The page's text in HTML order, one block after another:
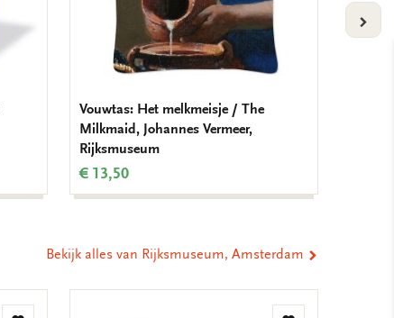
Vouwtas: Het melkmeisje / The
Milkmaid, Johannes Vermeer,
Rijksmuseum
€ 13,50
Bekijk alles van Rijksmuseum, Amsterdam